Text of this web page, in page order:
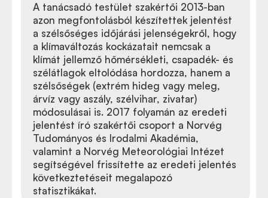
A tanácsadó testület szakértői 2013-ban
azon megfontolásból készítettek jelentést
a szélsőséges időjárási jelenségekről, hogy
a klímaváltozás kockázatait nemcsak a
klímát jellemző hőmérsékleti, csapadék- és
szélátlagok eltolódása hordozza, hanem a
szélsőségek (extrém hideg vagy meleg,
árvíz vagy aszály, szélvihar, zivatar)
módosulásai is. 2017 folyamán az eredeti
jelentést író szakértői csoport a Norvég
Tudományos és Irodalmi Akadémia,
valamint a Norvég Meteorológiai Intézet
segítségével frissítette az eredeti jelentés
következtetéseit megalapozó
statisztikákat.